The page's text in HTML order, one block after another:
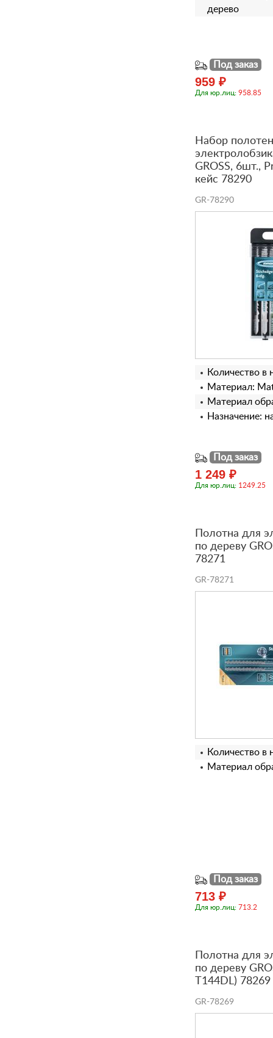
дерево
Под заказ
959 ₽
Для юр.лиц: 958.85
Набор
GROSS, 6шт.,
кейс 78290
GR-78290
Количество в
Материал:
Материал
Назначение:
Под заказ
1 249 ₽
Для юр.лиц: 1249.25
Полотна для
по дереву
78271
GR-78271
Количество в
Материал
Под заказ
713 ₽
Для юр.лиц: 713.2
Полотна для
по дереву
T144DL) 78269
GR-78269